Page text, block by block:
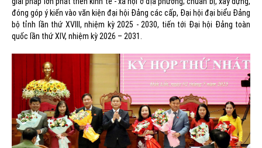
đóng góp ý kiến vào văn kiện đại hội Đảng các cấp, Đại hội đại biểu Đảng
bộ tỉnh lần thứ XVIII, nhiệm kỳ 2025 - 2030, tiến tới Đại hội Đảng toàn
quốc lần thứ XIV, nhiệm kỳ 2026 – 2031.